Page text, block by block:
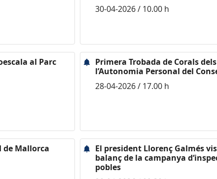
30-04-2026 / 10.00 h
al Parc
Primera Trobada de Corals
l’Autonomia Personal del
28-04-2026 / 17.00 h
de Mallorca
El president Llorenç Galmés
balanç de la campanya
pobles